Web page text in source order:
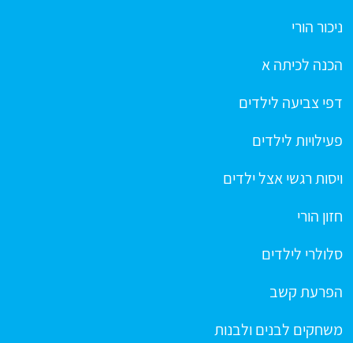
ניכור הורי
הכנה לכיתה א
דפי צביעה לילדים
פעילויות לילדים
ויסות רגשי אצל ילדים
חזון הורי
סלולרי לילדים
הפרעת קשב
משחקים לבנים ולבנות